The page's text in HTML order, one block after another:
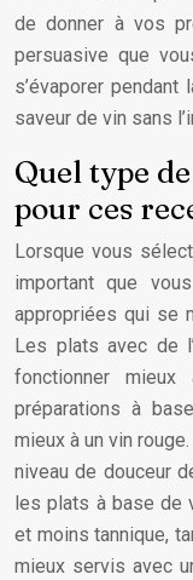
de donner à vos
persuasive que
s’évaporer
saveur de vin sans
Quel type
pour ces
Lorsque vous
important que
appropriées qui se
Les plats avec de
fonctionner
préparations à
mieux à un vin
niveau de douceur
les plats à base de
et moins tannique,
mieux servis avec